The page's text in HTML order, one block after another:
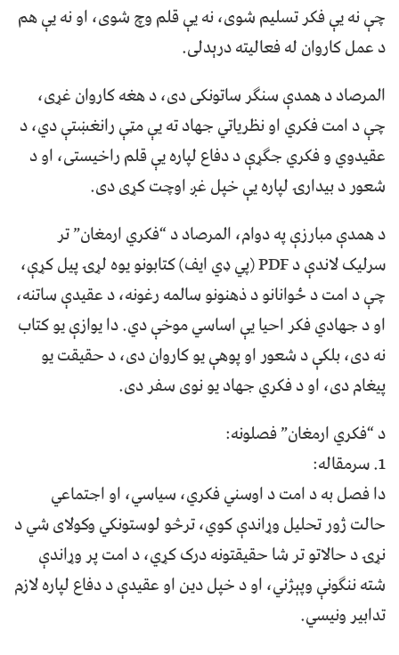
چې نه یې فکر تسلیم شوی، نه یې قلم وچ شوی، او نه یې هم
د عمل کاروان له فعالیته درېدلی.
المرصاد د همدې سنګر ساتونکی دی، د هغه کاروان غړی،
چې د امت فکري او نظرياتي جهاد ته یې مټې رانغښتې دي، د
عقیدوي و فکري جګړې د دفاع لپاره یې قلم راخیستی، او د
شعور د بیدارۍ لپاره یې خپل غږ اوچت کړی دی.
د همدې مبارزې په دوام، المرصاد د “فکري ارمغان” تر
سرلیک لاندې د PDF (پي ډي ایف) کتابونو یوه لړۍ پیل کړې،
چې د امت د ځوانانو د ذهنونو سالمه رغونه، د عقیدې ساتنه،
او د جهادي فکر احیا یې اساسي موخې دي. دا یوازې یو کتاب
نه دی، بلکې د شعور او پوهې یو کاروان دی، د حقیقت یو
پیغام دی، او د فکري جهاد یو نوی سفر دی.
د “فکري ارمغان” فصلونه:
1.⁠ ⁠سرمقاله:
دا فصل به د امت د اوسني فکري، سیاسي، او اجتماعي
حالت ژور تحلیل وړاندې کوي، ترڅو لوستونکي وکولای شي د
نړۍ د حالاتو تر شا حقیقتونه درک کړي، د امت پر وړاندې
شته ننګونې وپېژني، او د خپل دین او عقیدې د دفاع لپاره لازم
تدابیر ونیسي.